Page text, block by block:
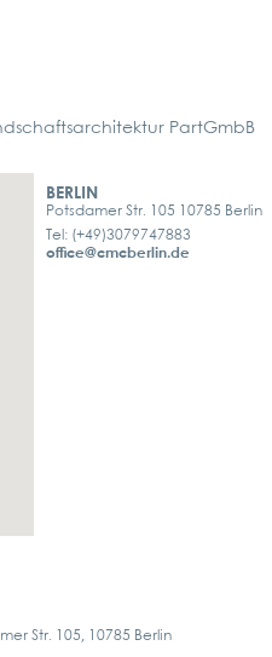
PartGmbB
BERLIN
Potsdamer Str. 105 10785 Berlin
Tel: (+49)3079747883
office@cmcberlin.de
Str. 105, 10785 Berlin